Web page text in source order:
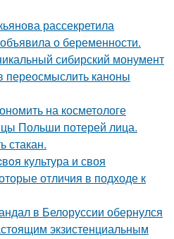
рассекретила
о беременности.
сибирский монумент
переосмыслить каноны
на косметологе
Польши потерей лица.
стакан.
культура и своя
отличия в подходе к
в Белоруссии обернулся
экзистенциальным